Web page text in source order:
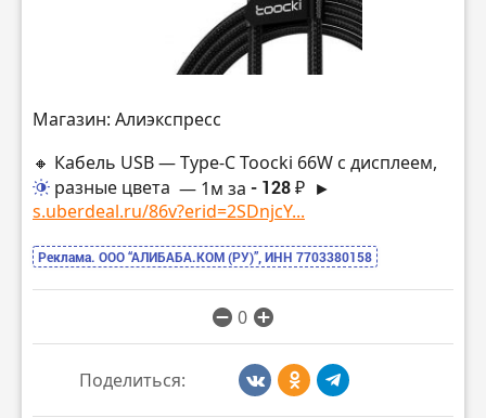
Магазин: Алиэкспресс
🔸 Кабель USB — Type-C Toocki 66W с дисплеем,
разные цвета — 1м за - 128 ₽ ►
s.uberdeal.ru/86v?erid=2SDnjcY...
Реклама. ООО “АЛИБАБА.КОМ (РУ)”, ИНН 7703380158
0
Поделиться: